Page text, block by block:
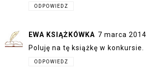
ODPOWIEDZ
EWA KSIĄŻKÓWKA 7 marca
Poluję na tę książkę w konkursie.
ODPOWIEDZ